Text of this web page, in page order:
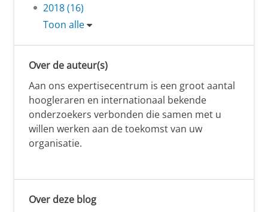
2018 (16)
Toon alle
Over de auteur(s)
Aan ons expertisecentrum is een groot aantal
hoogleraren en internationaal bekende
onderzoekers verbonden die samen met u
willen werken aan de toekomst van uw
organisatie.
Over deze blog